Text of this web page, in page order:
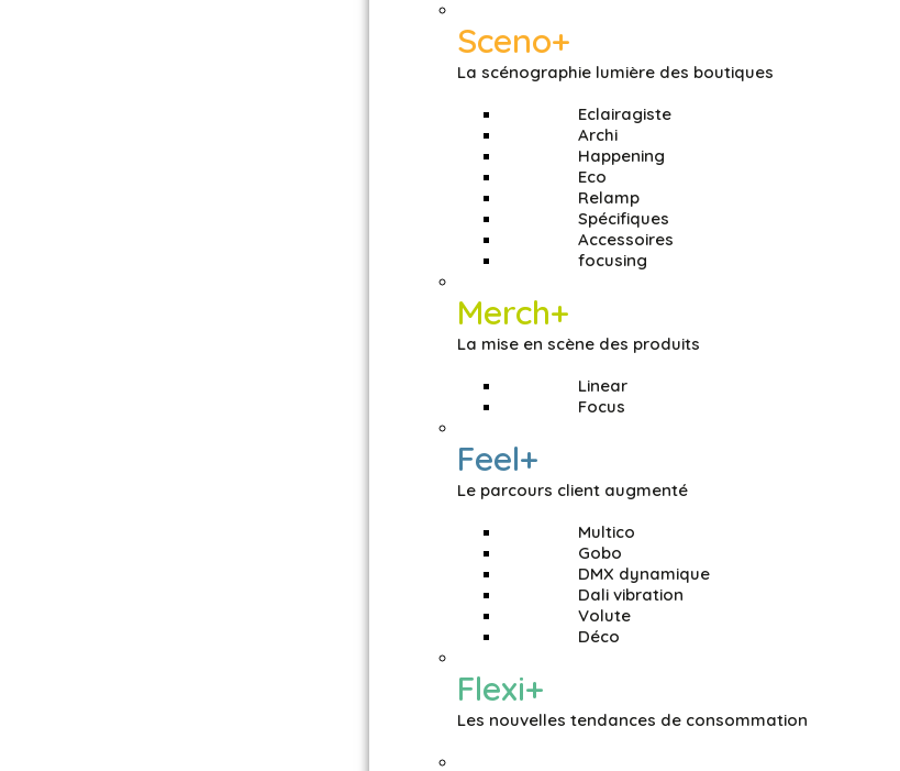
Sceno+
La scénographie lumière des boutiques
Eclairagiste
Archi
Happening
Eco
Relamp
Spécifiques
Accessoires
focusing
Merch+
La mise en scène des produits
Linear
Focus
Feel+
Le parcours client augmenté
Multico
Gobo
DMX dynamique
Dali vibration
Volute
Déco
Flexi+
Les nouvelles tendances de consommation